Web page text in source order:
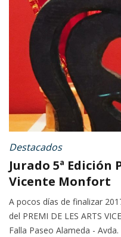
Destacados
Jurado 5ª Edición
Vicente Monfort
A pocos días de finalizar
del PREMI DE LES ARTS
Falla Paseo Alameda -